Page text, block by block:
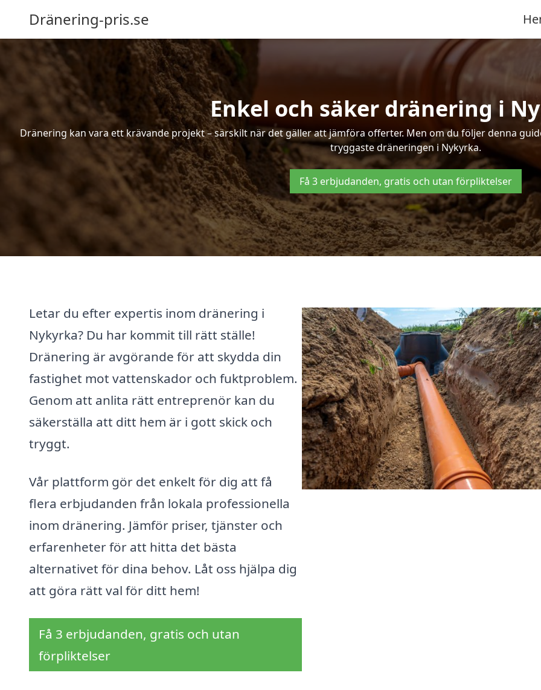
Dränering-pris.se
Enkel och säker dränering i
Dränering kan vara ett krävande projekt – särskilt när det gäller att jämföra offerter. Men om du följer denna
tryggaste dräneringen i Nykyrka.
Få 3 erbjudanden, gratis och utan förpliktelser
Letar du efter expertis inom dränering i
Nykyrka? Du har kommit till rätt ställe!
Dränering är avgörande för att skydda din
fastighet mot vattenskador och fuktproblem.
Genom att anlita rätt entreprenör kan du
säkerställa att ditt hem är i gott skick och
tryggt.
Vår plattform gör det enkelt för dig att få
flera erbjudanden från lokala professionella
inom dränering. Jämför priser, tjänster och
erfarenheter för att hitta det bästa
alternativet för dina behov. Låt oss hjälpa dig
att göra rätt val för ditt hem!
Få 3 erbjudanden, gratis och utan
förpliktelser